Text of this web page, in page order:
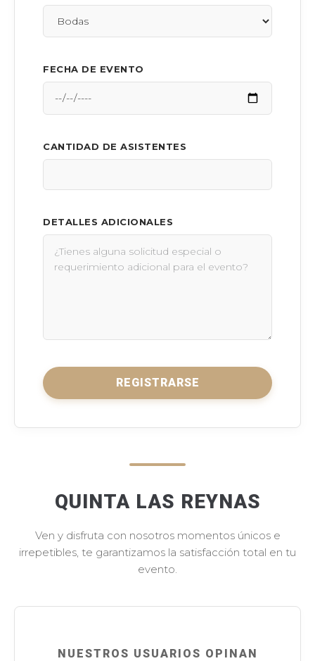
FECHA DE EVENTO
CANTIDAD DE ASISTENTES
DETALLES ADICIONALES
REGISTRARSE
QUINTA LAS REYNAS
Ven y disfruta con nosotros momentos únicos e
irrepetibles, te garantizamos la satisfacción total en tu
evento.
NUESTROS USUARIOS OPINAN